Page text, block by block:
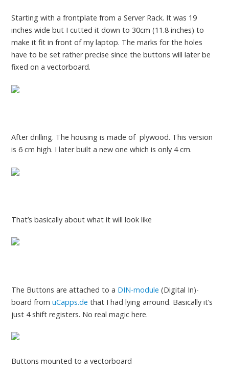
Starting with a frontplate from a Server Rack. It was 19
inches wide but I cutted it down to 30cm (11.8 inches) to
make it fit in front of my laptop. The marks for the holes
have to be set rather precise since the buttons will later be
fixed on a vectorboard.
After drilling. The housing is made of plywood. This version
is 6 cm high. I later built a new one which is only 4 cm.
That’s basically about what it will look like
The Buttons are attached to a DIN-module (Digital In)-
board from uCapps.de that I had lying arround. Basically it’s
just 4 shift registers. No real magic here.
Buttons mounted to a vectorboard